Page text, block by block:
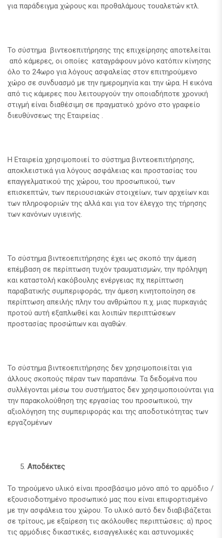
για παράδειγμα χώρους και προθαλάμους τουαλετών κτλ.
Το σύστημα βιντεοεπιτήρησης της επιχείρησης αποτελείται
από κάμερες, οι οποίες καταγράφουν μόνο κατόπιν κίνησης
όλο το 24ωρο για λόγους ασφαλείας στον επιτηρούμενο
χώρο σε συνδυασμό με την ημερομηνία και την ώρα. Η εικόνα
από τις κάμερες που λειτουργούν την οποιαδήποτε χρονική
στιγμή είναι διαθέσιμη σε πραγματικό χρόνο στο γραφείο
διευθύνσεως της Εταιρείας .
Η Εταιρεία χρησιμοποιεί το σύστημα βιντεοεπιτήρησης,
αποκλειστικά για λόγους ασφάλειας και προστασίας του
επαγγελματικού της χώρου, του προσωπικού, των
επισκεπτών, των περιουσιακών στοιχείων, των αρχείων και
των πληροφοριών της αλλά και για τον έλεγχο της τήρησης
των κανόνων υγιεινής.
Το σύστημα βιντεοεπιτήρησης έχει ως σκοπό την άμεση
επέμβαση σε περίπτωση τυχόν τραυματισμών, την πρόληψη
και καταστολή κακόβουλης ενέργειας πχ περίπτωση
παραβατικής συμπεριφοράς, την άμεση κινητοποίηση σε
περίπτωση απειλής πλην του ανθρώπου π.χ. μιας πυρκαγιάς
προτού αυτή εξαπλωθεί και λοιπών περιπτώσεων
προστασίας προσώπων και αγαθών.
Το σύστημα βιντεοεπιτήρησης δεν χρησιμοποιείται για
άλλους σκοπούς πέραν των παραπάνω. Τα δεδομένα που
συλλέγονται μέσω του συστήματος δεν χρησιμοποιούνται για
την παρακολούθηση της εργασίας του προσωπικού, την
αξιολόγηση της συμπεριφοράς και της αποδοτικότητας των
εργαζομένων
Αποδέκτες
Το τηρούμενο υλικό είναι προσβάσιμο μόνο από το αρμόδιο /
εξουσιοδοτημένο προσωπικό μας που είναι επιφορτισμένο
με την ασφάλεια του χώρου. Το υλικό αυτό δεν διαβιβάζεται
σε τρίτους, με εξαίρεση τις ακόλουθες περιπτώσεις: α) προς
τις αρμόδιες δικαστικές, εισαγγελικές και αστυνομικές